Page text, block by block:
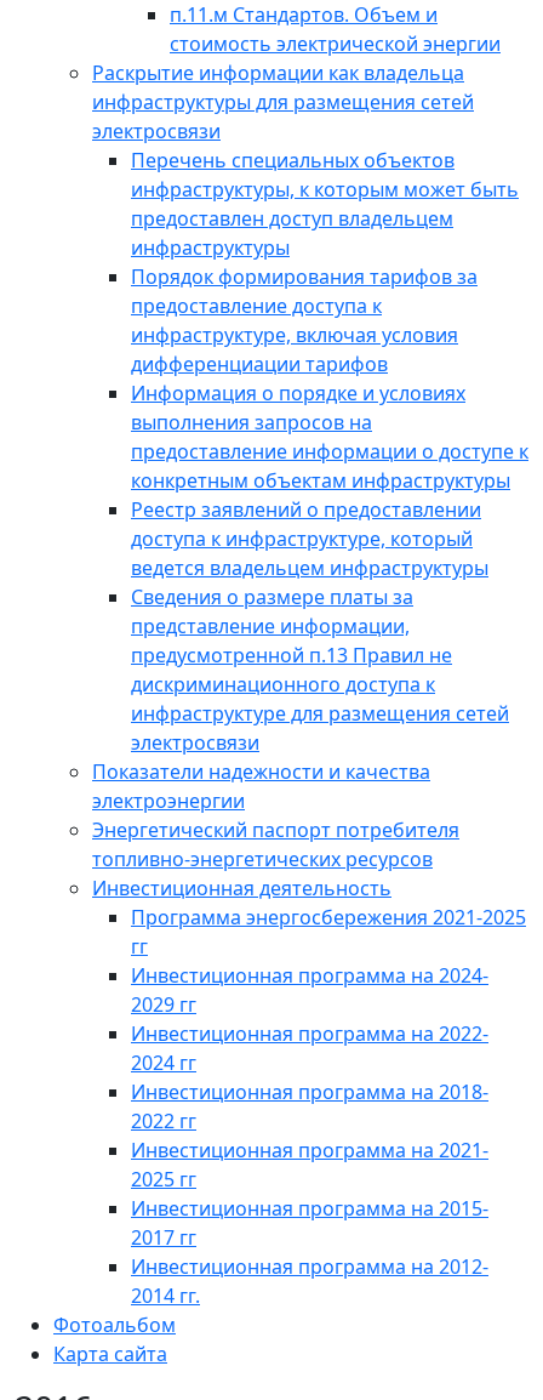
п.11.м Стандартов. Объем и
стоимость электрической энергии
Раскрытие информации как владельца
инфраструктуры для размещения сетей
электросвязи
Перечень специальных объектов
инфраструктуры, к которым может быть
предоставлен доступ владельцем
инфраструктуры
Порядок формирования тарифов за
предоставление доступа к
инфраструктуре, включая условия
дифференциации тарифов
Информация о порядке и условиях
выполнения запросов на
предоставление информации о доступе к
конкретным объектам инфраструктуры
Реестр заявлений о предоставлении
доступа к инфраструктуре, который
ведется владельцем инфраструктуры
Сведения о размере платы за
представление информации,
предусмотренной п.13 Правил не
дискриминационного доступа к
инфраструктуре для размещения сетей
электросвязи
Показатели надежности и качества
электроэнергии
Энергетический паспорт потребителя
топливно-энергетических ресурсов
Инвестиционная деятельность
Программа энергосбережения 2021-2025
гг
Инвестиционная программа на 2024-
2029 гг
Инвестиционная программа на 2022-
2024 гг
Инвестиционная программа на 2018-
2022 гг
Инвестиционная программа на 2021-
2025 гг
Инвестиционная программа на 2015-
2017 гг
Инвестиционная программа на 2012-
2014 гг.
Фотоальбом
Карта сайта